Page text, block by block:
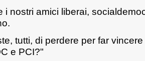
i nostri amici liberai,
tutti, di perdere per far
e PCI?"